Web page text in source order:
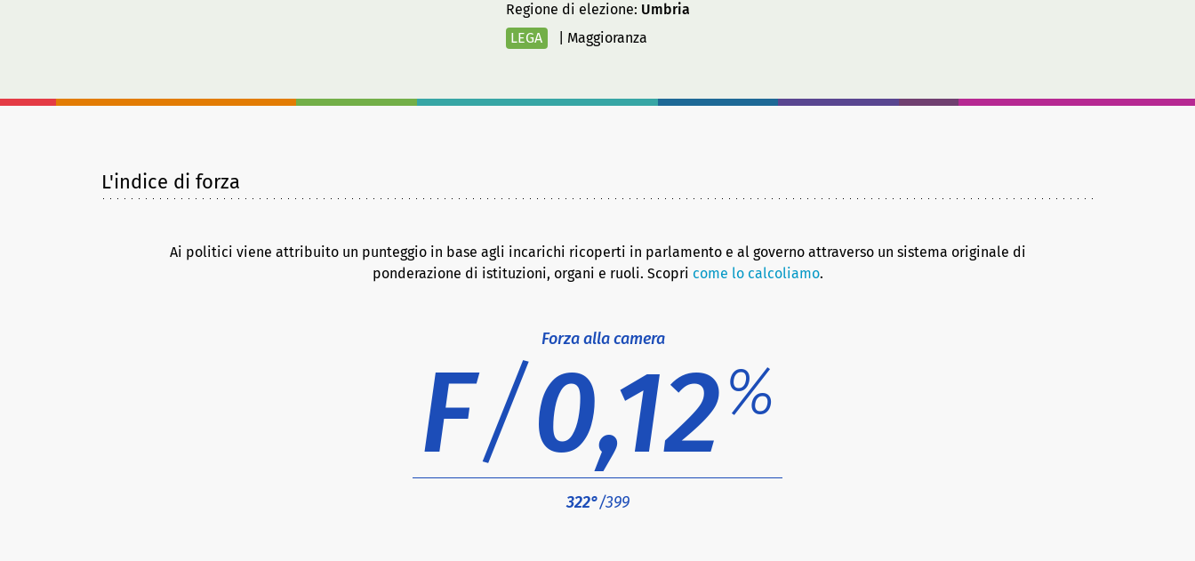
Regione di elezione: Umbria
LEGA
Maggioranza
L'indice di forza
Ai politici viene attribuito un punteggio in base agli incarichi ricoperti in parlamento e al governo attraverso un sistema originale di
ponderazione di istituzioni, organi e ruoli. Scopri come lo calcoliamo.
Forza alla camera
F/0,12%
322°/399